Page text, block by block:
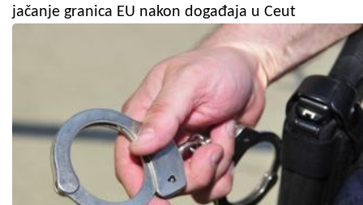
jačanje granica EU nakon događaja u Ceut